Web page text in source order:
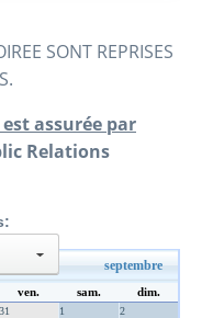
SONT REPRISES
est assurée par
Relations
septembre
ven. sam. dim.
31
1
2